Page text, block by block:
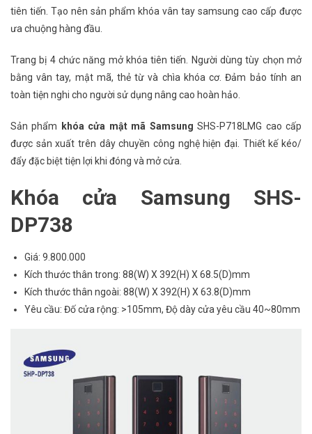
tiên tiến. Tạo nên sản phẩm khóa vân tay samsung cao cấp được
ưa chuộng hàng đầu.
Trang bị 4 chức năng mở khóa tiên tiến. Người dùng tùy chọn mở
bằng vân tay, mật mã, thẻ từ và chìa khóa cơ. Đảm bảo tính an
toàn tiện nghi cho người sử dụng nâng cao hoàn hảo.
Sản phẩm khóa cửa mật mã Samsung SHS-P718LMG cao cấp
được sản xuất trên dây chuyền công nghệ hiện đại. Thiết kế kéo/
đẩy đặc biệt tiện lợi khi đóng và mở cửa.
Khóa cửa Samsung SHS-
DP738
Giá: 9.800.000
Kích thước thân trong: 88(W) X 392(H) X 68.5(D)mm
Kích thước thân ngoài: 88(W) X 392(H) X 63.8(D)mm
Yêu cầu: Đố cửa rộng: >105mm, Độ dày cửa yêu cầu 40~80mm